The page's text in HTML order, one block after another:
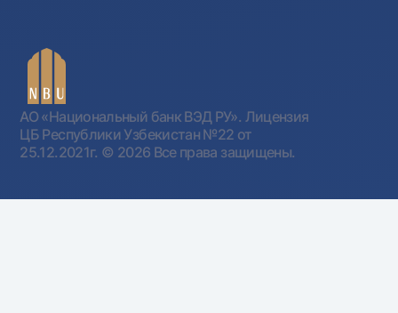
АО «Национальный банк ВЭД РУ». Лицензия
ЦБ Республики Узбекистан №22 от
25.12.2021г. © 2026 Все права защищены.